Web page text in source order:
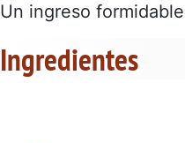
Un ingreso formidable
Ingredientes